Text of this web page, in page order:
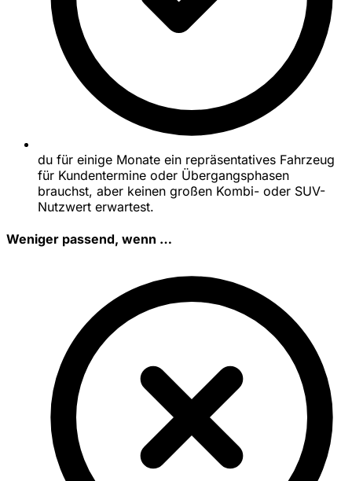
du für einige Monate ein repräsentatives Fahrzeug
für Kundentermine oder Übergangsphasen
brauchst, aber keinen großen Kombi- oder SUV-
Nutzwert erwartest.
Weniger passend, wenn …